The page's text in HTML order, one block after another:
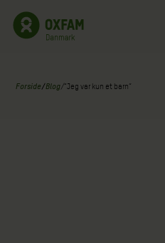
Spring
Forside/Blog/“Jeg var kun et barn”